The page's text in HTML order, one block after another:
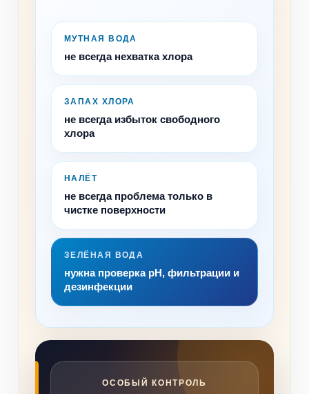
МУТНАЯ ВОДА
не всегда нехватка хлора
ЗАПАХ ХЛОРА
не всегда избыток свободного
хлора
НАЛЁТ
не всегда проблема только в
чистке поверхности
ЗЕЛЁНАЯ ВОДА
нужна проверка pH, фильтрации и
дезинфекции
ОСОБЫЙ КОНТРОЛЬ